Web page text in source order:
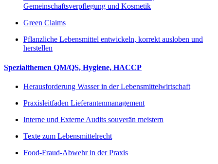
Gemeinschaftsverpflegung und Kosmetik
Green Claims
Pflanzliche Lebensmittel entwickeln, korrekt ausloben und
herstellen
Spezialthemen QM/QS, Hygiene, HACCP
Herausforderung Wasser in der Lebensmittelwirtschaft
Praxisleitfaden Lieferantenmanagement
Interne und Externe Audits souverän meistern
Texte zum Lebensmittelrecht
Food-Fraud-Abwehr in der Praxis